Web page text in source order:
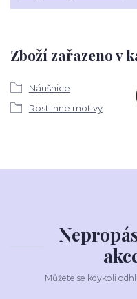
Zboží zařazeno v
Náušnice
Rostlinné motivy
Můžete se kdykoli